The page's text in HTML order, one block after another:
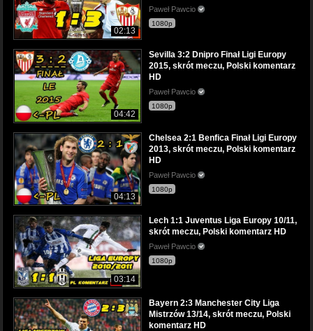
02:13
Paweł Pawcio
1080p
04:42
Sevilla 3:2 Dnipro Finał Ligi Europy
2015, skrót meczu, Polski komentarz
HD
Paweł Pawcio
1080p
04:13
Chelsea 2:1 Benfica Finał Ligi Europy
2013, skrót meczu, Polski komentarz
HD
Paweł Pawcio
1080p
03:14
Lech 1:1 Juventus Liga Europy 10/11,
skrót meczu, Polski komentarz HD
Paweł Pawcio
1080p
Bayern 2:3 Manchester City Liga
Mistrzów 13/14, skrót meczu, Polski
komentarz HD